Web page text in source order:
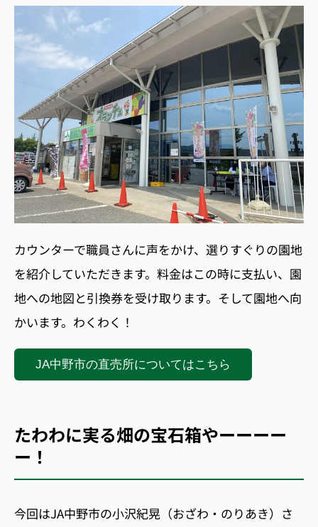
カウンターで職員さんに声をかけ、選りすぐりの園地
を紹介していただきます。料金はこの時に支払い、園
地への地図と引換券を受け取ります。そして園地へ向
かいます。わくわく！
JA中野市の直売所についてはこちら
たわわに実る畑の宝石箱やーーーー
ー！
今回はJA中野市の小沢紀晃（おざわ・のりあき）さ